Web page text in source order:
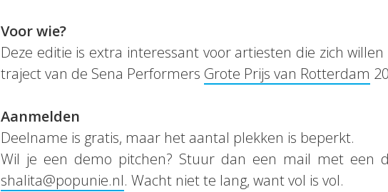
Voor wie?
Deze editie is extra interessant voor artiesten die zich
traject van de Sena Performers Grote Prijs van Rotterdam
Aanmelden
Deelname is gratis, maar het aantal plekken is beperkt.
Wil je een demo pitchen? Stuur dan een mail met een
shalita@popunie.nl. Wacht niet te lang, want vol is vol.